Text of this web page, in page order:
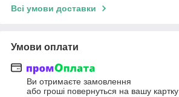
Всі умови доставки
Умови оплати
Ви отримаєте замовлення
або гроші повернуться на вашу картку